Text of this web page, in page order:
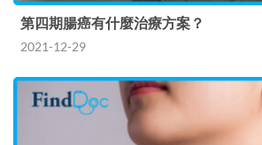
第四期腸癌有什麼治療方案？
2021-12-29